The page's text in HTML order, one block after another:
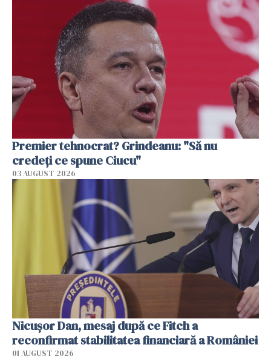
Premier tehnocrat? Grindeanu: "Să nu
credeți ce spune Ciucu"
03 AUGUST 2026
Nicuşor Dan, mesaj după ce Fitch a
reconfirmat stabilitatea financiară a României
01 AUGUST 2026